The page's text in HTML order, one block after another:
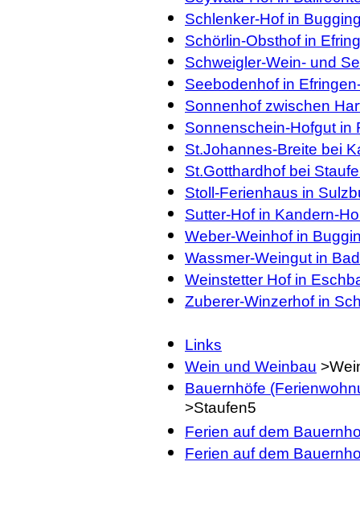
Schlenker-Hof in
Schörlin-Obsthof in
Schweigler-Wein- und
Seebodenhof in
Sonnenhof zwischen
Sonnenschein-Hofgut in
St.Johannes-Breite bei
St.Gotthardhof bei
Stoll-Ferienhaus in
Sutter-Hof in Kandern-
Weber-Weinhof in
Wassmer-Weingut in
Weinstetter Hof in
Zuberer-Winzerhof in
Links
Wein und Weinbau
Bauernhöfe
>Staufen5
Ferien auf dem
Ferien auf dem